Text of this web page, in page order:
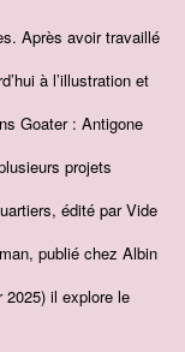
Après avoir travaillé
à l’illustration et
Goater : Antigone
projets
édité par Vide
publié chez Albin
il explore le